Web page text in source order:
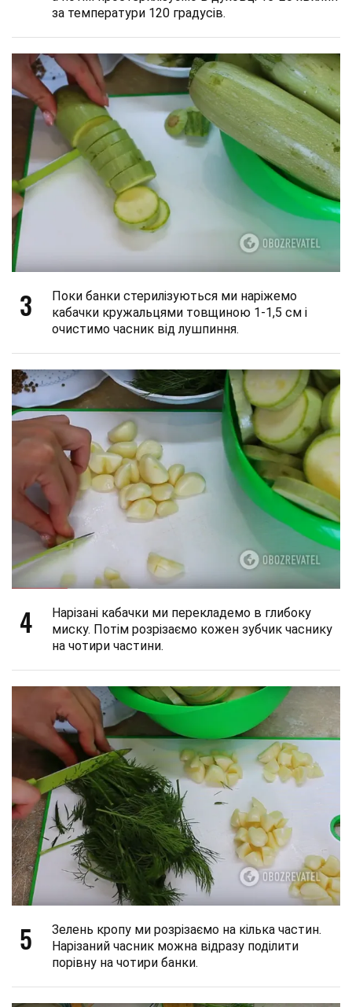
за температури 120 градусів.
3
Поки банки стерилізуються ми наріжемо
кабачки кружальцями товщиною 1-1,5 см і
очистимо часник від лушпиння.
4
Нарізані кабачки ми перекладемо в глибоку
миску. Потім розрізаємо кожен зубчик часнику
на чотири частини.
5
Зелень кропу ми розрізаємо на кілька частин.
Нарізаний часник можна відразу поділити
порівну на чотири банки.